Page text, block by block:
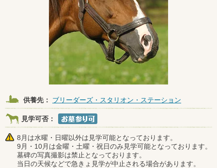
供養先： ブリーダーズ・スタリオン・ステーション
見学可否：
8月は水曜・日曜以外は見学可能となっております。
9月・10月は金曜・土曜・祝日のみ見学可能となっております。
墓碑の写真撮影は禁止となっております。
当日の天候などで急きょ見学が中止される場合があります。